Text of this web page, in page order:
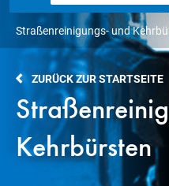
Straßenreinigungs- und
ZURÜCK ZUR STARTSEITE
Kehrbürsten